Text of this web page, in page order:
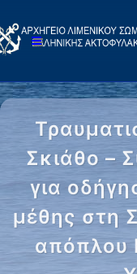
Σκιάθο –
για
μέθης στη
απόπλου